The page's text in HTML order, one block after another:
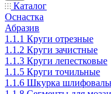
Каталог
Оснастка
Абразив
1.1.1 Круги отрезные
1.1.2 Круги зачистные
1.1.3 Круги лепестковые
1.1.5 Круги точильные
1.1.6 Шкурка